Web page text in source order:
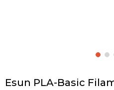
Esun PLA-Basic